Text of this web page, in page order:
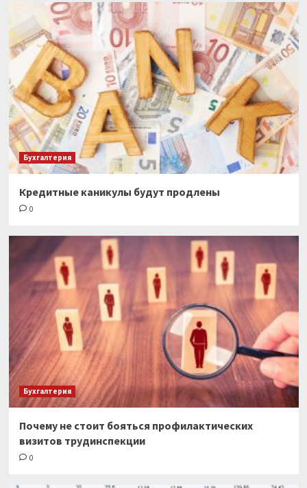
Бухгалтерия
Кредитные каникулы будут продлены
0
Бухгалтерия
Почему не стоит бояться профилактических
визитов трудинспекции
0